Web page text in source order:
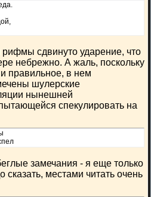
рифмы сдвинуто ударение, что
небрежно. А жаль, поскольку
правильное, в нем
шулерские
нынешней
спекулировать на
замечания - я еще только
местами читать очень